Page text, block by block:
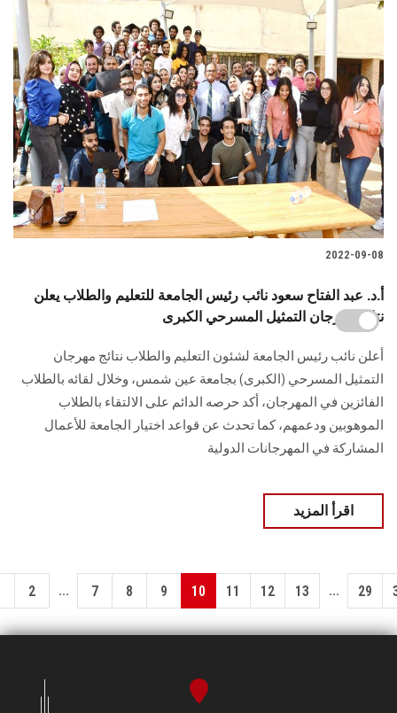
2022-09-08
أ.د. عبد الفتاح سعود نائب رئيس الجامعة للتعليم والطلاب يعلن
نتائج مهرجان التمثيل المسرحي الكبرى
أعلن نائب رئيس الجامعة لشئون التعليم والطلاب نتائج مهرجان
التمثيل المسرحي (الكبرى) بجامعة عين شمس، وخلال لقائه بالطلاب
الفائزين في المهرجان، أكد حرصه الدائم على الالتقاء بالطلاب
الموهوبين ودعمهم، كما تحدث عن قواعد اختيار الجامعة للأعمال
المشاركة في المهرجانات الدولية
اقرأ المزيد
2 ... 7 8 9 10 11 12 13 ... 29